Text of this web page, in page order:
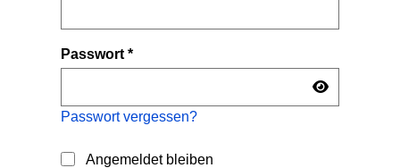
Passwort*
Passwort vergessen?
Angemeldet bleiben